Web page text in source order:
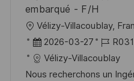
c
a
embarqué - F/H
U
b
c
Vélizy-Villacoublay,
F
e
c
2026-03-27
I
D
d
Vélizy-Villacoublay
Nous recherchons un